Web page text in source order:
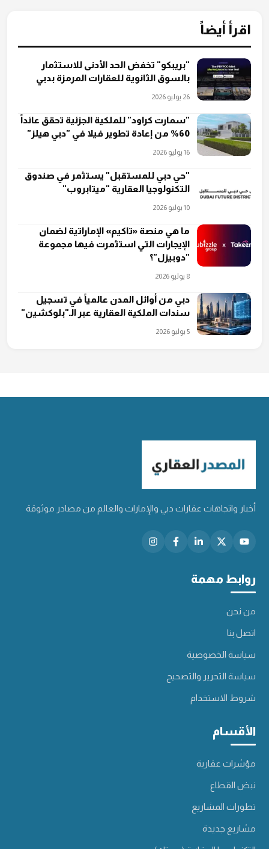
اقرأ أيضاً
"بريبكو" تخفض الحد الأدنى للاستثمار
بالسوق الثانوية للعقارات المرمزة بدبي
26 يوليو 2026
"سمارت كراود" للملكية الجزئية تحقق عائداً
60% من إعادة تطوير فيلا في "دبي هيلز"
16 يوليو 2026
"حي دبي للمستقبل" يستثمر في صندوق
التكنولوجيا العقارية "ميتابروب"
10 يوليو 2026
ما هي منصة «تاكيم» الإماراتية لضمان
الإيجارات التي استثمرت فيها مجموعة
"دوبيزل"؟
8 يوليو 2026
دبي من أوائل المدن عالمياً في تسجيل
سندات الملكية العقارية عبر الـ"بلوكشين"
5 يوليو 2026
أخبار واتجاهات عقارات دبي والإمارات والعالم من مصادر موثوقة
روابط مهمة
من نحن
اتصل بنا
سياسة الخصوصية
سياسة التحرير والتصحيح
شروط الاستخدام
الأقسام
مؤشرات عقارية
نبض القطاع
تطورات المشاريع
مشاريع جديدة